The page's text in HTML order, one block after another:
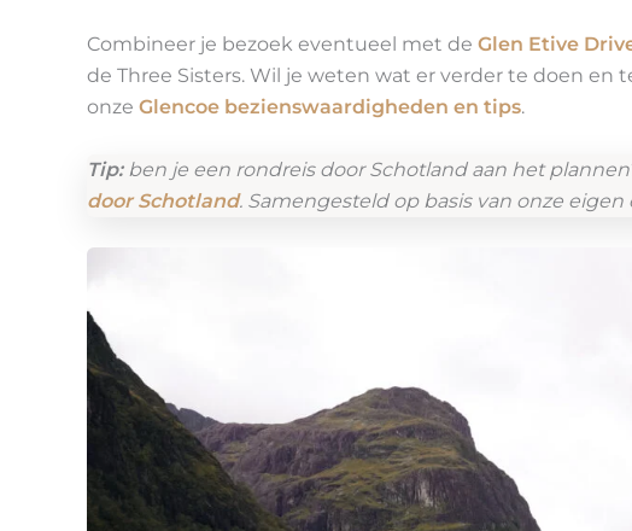
Combineer je bezoek eventueel met de Glen Etive
de Three Sisters. Wil je weten wat er verder te doen en
onze Glencoe bezienswaardigheden en tips.
Tip:ben je een rondreis door Schotland aan het
door Schotland. Samengesteld op basis van onze eigen